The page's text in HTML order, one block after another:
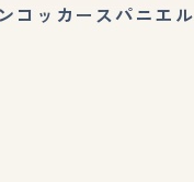
コッカースパニエル